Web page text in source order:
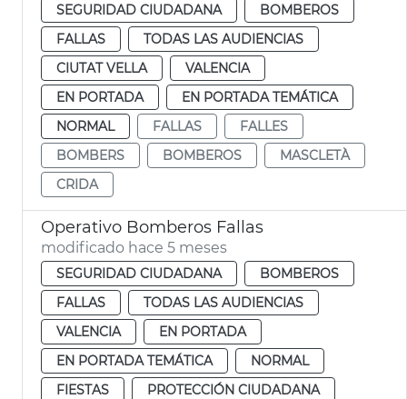
SEGURIDAD CIUDADANA
BOMBEROS
FALLAS
TODAS LAS AUDIENCIAS
CIUTAT VELLA
VALENCIA
EN PORTADA
EN PORTADA TEMÁTICA
NORMAL
FALLAS
FALLES
BOMBERS
BOMBEROS
MASCLETÀ
CRIDA
Operativo Bomberos Fallas
modificado hace 5 meses
SEGURIDAD CIUDADANA
BOMBEROS
FALLAS
TODAS LAS AUDIENCIAS
VALENCIA
EN PORTADA
EN PORTADA TEMÁTICA
NORMAL
FIESTAS
PROTECCIÓN CIUDADANA